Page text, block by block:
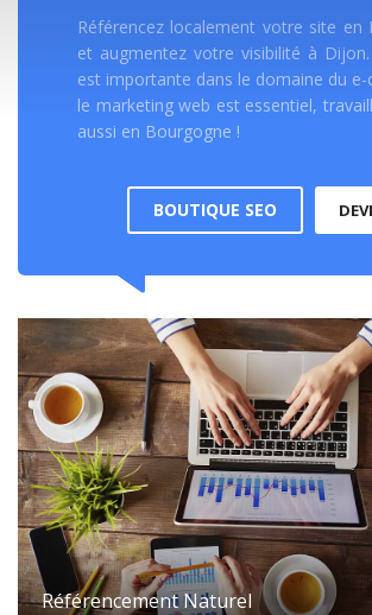
Référencez localement votre site en
et augmentez votre visibilité à
est importante dans le domaine du
le marketing web est essentiel,
aussi en Bourgogne !
BOUTIQUE SEO
Référencement Naturel